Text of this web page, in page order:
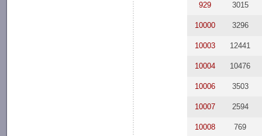
929 3015
10000 3296
10003 12441
10004 10476
10006 3503
10007 2594
10008 769